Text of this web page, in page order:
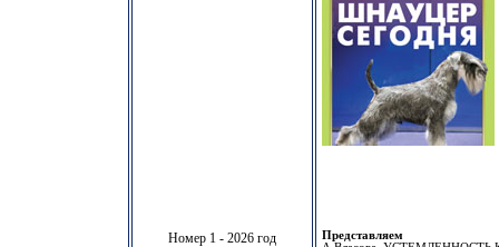
Номер 1 - 2026 год
Представляем